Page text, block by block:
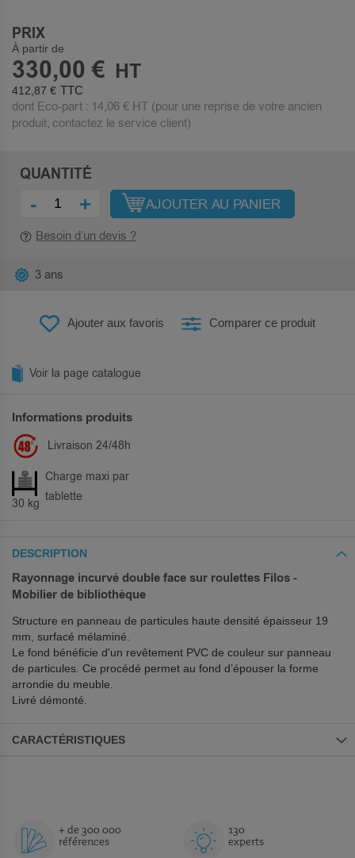
PRIX
À partir de
330,00 €
412,87 €
dont Eco-part : 14,06 € HT (pour une reprise de votre ancien
produit, contactez le service client)
QUANTITÉ
- + AJOUTER AU PANIER
Besoin d’un devis ?
Ajouter aux favoris Comparer ce produit
3 ans
Voir la page catalogue
Informations produits
Livraison 24/48h
30 kg
Charge maxi par
tablette
DESCRIPTION
Rayonnage incurvé double face sur roulettes Filos -
Mobilier de bibliothèque
Structure en panneau de particules haute densité épaisseur 19
mm, surfacé mélaminé.
Le fond bénéficie d'un revêtement PVC de couleur sur panneau
de particules. Ce procédé permet au fond d’épouser la forme
arrondie du meuble.
Livré démonté.
CARACTÉRISTIQUES
+ de 300 000
références
130
experts